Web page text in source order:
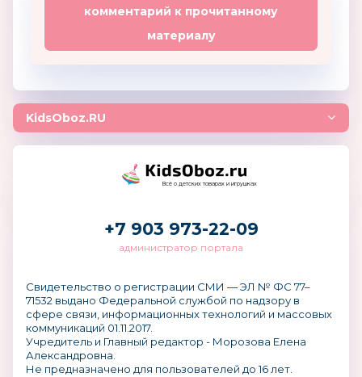
комментарий к прочитанному
материалу
KidsOboz.RU
Всё о детских товарах и игрушках
+7 903 973-22-09
администратор портала
Свидетельство о регистрации СМИ — ЭЛ № ФС 77–
71532 выдано Федеральной службой по надзору в
сфере связи, информационных технологий и массовых
коммуникаций 01.11.2017.
Учредитель и Главный редактор - Морозова Елена
Александровна.
Не предназначено для пользователей до 16 лет.